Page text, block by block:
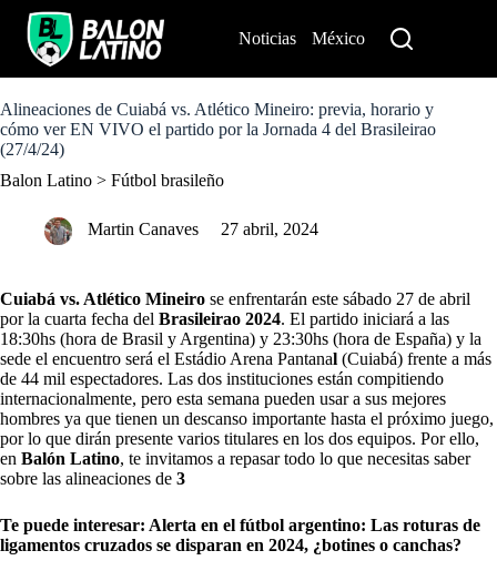
o
c
o
t
Noticias México
Alineaciones de Cuiabá vs. Atlético Mineiro: previa, horario y
cómo ver EN VIVO el partido por la Jornada 4 del Brasileirao
(27/4/24)
Balon Latino > Fútbol brasileño
Martin Canaves 27 abril, 2024
Cuiabá vs. Atlético Mineiro se enfrentarán este sábado 27 de abril
por la cuarta fecha del Brasileirao 2024. El partido iniciará a las
18:30hs (hora de Brasil y Argentina) y 23:30hs (hora de España) y la
sede el encuentro será el Estádio Arena Pantanal (Cuiabá) frente a más
de 44 mil espectadores. Las dos instituciones están compitiendo
internacionalmente, pero esta semana pueden usar a sus mejores
hombres ya que tienen un descanso importante hasta el próximo juego,
por lo que dirán presente varios titulares en los dos equipos. Por ello,
en Balón Latino, te invitamos a repasar todo lo que necesitas saber
sobre las alineaciones de 3
Te puede interesar: Alerta en el fútbol argentino: Las roturas de
ligamentos cruzados se disparan en 2024, ¿botines o canchas?